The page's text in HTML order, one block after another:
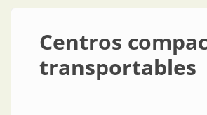
Centros
transportables